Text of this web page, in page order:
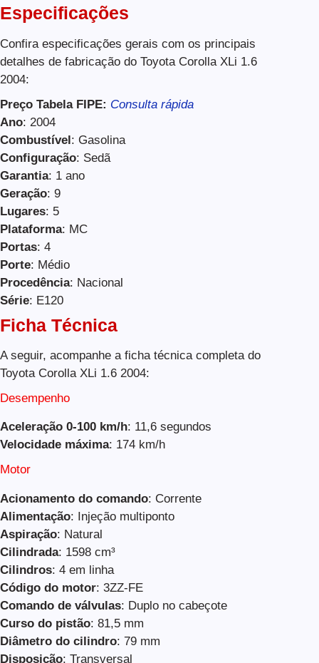
Especificações
Confira especificações gerais com os principais
detalhes de fabricação do Toyota Corolla XLi 1.6
2004:
Preço Tabela FIPE: Consulta rápida
Ano: 2004
Combustível: Gasolina
Configuração: Sedã
Garantia: 1 ano
Geração: 9
Lugares: 5
Plataforma: MC
Portas: 4
Porte: Médio
Procedência: Nacional
Série: E120
Ficha Técnica
A seguir, acompanhe a ficha técnica completa do
Toyota Corolla XLi 1.6 2004:
Desempenho
Aceleração 0-100 km/h: 11,6 segundos
Velocidade máxima: 174 km/h
Motor
Acionamento do comando: Corrente
Alimentação: Injeção multiponto
Aspiração: Natural
Cilindrada: 1598 cm³
Cilindros: 4 em linha
Código do motor: 3ZZ-FE
Comando de válvulas: Duplo no cabeçote
Curso do pistão: 81,5 mm
Diâmetro do cilindro: 79 mm
Disposição: Transversal